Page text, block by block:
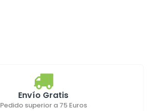
Envío Gratis
Pedido superior a 75 Euros